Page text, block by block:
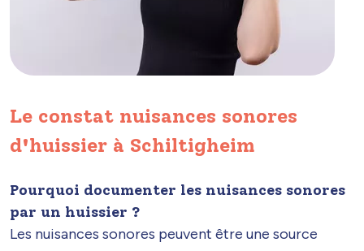
Le constat nuisances sonores
d'huissier à Schiltigheim
Pourquoi documenter les nuisances sonores
par un huissier ?
Les nuisances sonores peuvent être une source